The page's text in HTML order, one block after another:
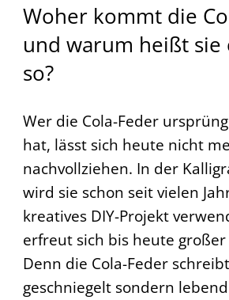
Woher kommt die
und warum heißt sie
so?
Wer die Cola-Feder
hat, lässt sich heute nicht
nachvollziehen. In der
wird sie schon seit vielen
kreatives DIY-Projekt
erfreut sich bis heute
Denn die Cola-Feder
geschniegelt sondern